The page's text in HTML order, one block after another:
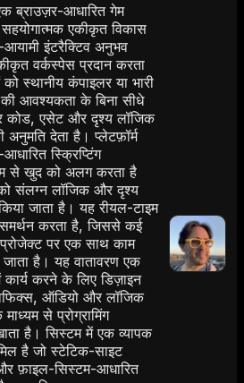
आधारित गेम
एकीकृत विकास
आयामी इंटरैक्टिव अनुभव
वर्कस्पेस प्रदान करता
स्थानीय कंपाइलर या भारी
आवश्यकता के बिना सीधे
कोड, एसेट और दृश्य लॉजिक
देता है। प्लेटफ़ॉर्म
स्क्रिप्टिंग
से खुद को अलग करता है
संलग्न लॉजिक और दृश्य
किया जाता है। यह रीयल-टाइम
करता है, जिससे कई
पर एक साथ काम
है। यह वातावरण एक
करने के लिए डिज़ाइन
ऑडियो और लॉजिक
से प्रोग्रामिंग
है। सिस्टम में एक व्यापक
है जो स्टेटिक-साइट
फ़ाइल-सिस्टम-आधारित